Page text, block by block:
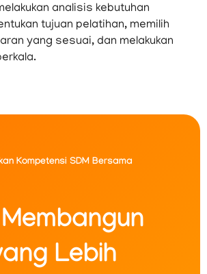
analisis kebutuhan
tujuan pelatihan, memilih
yang sesuai, dan melakukan
Kompetensi SDM Bersama
Lebih